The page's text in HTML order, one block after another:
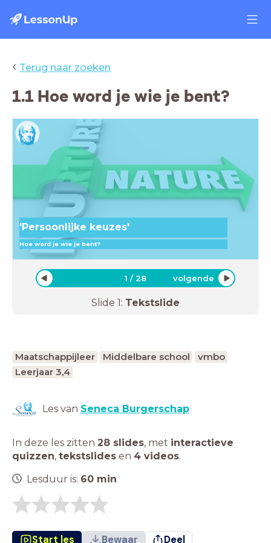
‹ Terug naar zoeken
1.1 Hoe word je wie je bent?
'Persoonlijke keuzes'
Hoe word je wie je bent?
1 /28 volgende
Slide 1: Tekstslide
Maatschappijleer Middelbare school
vmbo
Leerjaar 3,4
Les van Seneca Burgerschap
In deze les zitten 28 slides, met interactieve
quizzen, tekstslides en 4 videos.
Lesduur is: 60 min
Start les Bewaar Deel